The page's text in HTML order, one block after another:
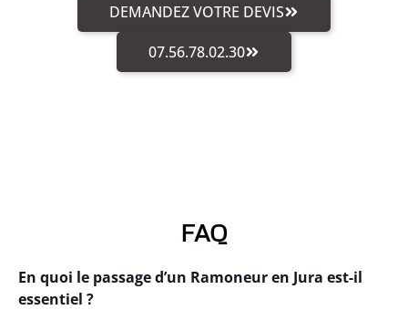
DEMANDEZ VOTRE DEVIS
07.56.78.02.30
FAQ
En quoi le passage d’un Ramoneur en Jura est-il
essentiel ?